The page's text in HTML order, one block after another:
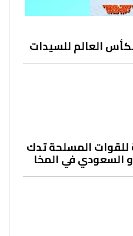
العالم للسيدات
المسلحة تدك
السعودي في المخا